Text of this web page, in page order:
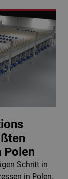
Polen
Schritt in
in Polen.